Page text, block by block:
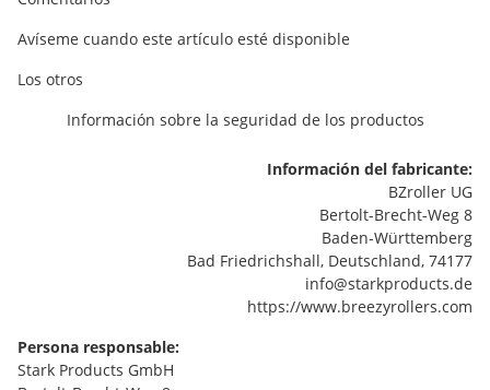
Avíseme cuando este artículo esté disponible
Los otros
Información sobre la seguridad de los productos
Información del fabricante:
BZroller UG
Bertolt-Brecht-Weg 8
Baden-Württemberg
Bad Friedrichshall, Deutschland, 74177
info@starkproducts.de
https://www.breezyrollers.com
Persona responsable:
Stark Products GmbH